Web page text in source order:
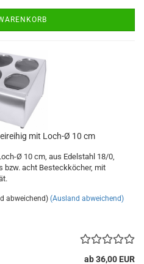
mit Loch-Ø 10 cm
Ø 10 cm, aus Edelstahl 18/0,
bzw. acht Besteckköcher, mit
abweichend) (Ausland abweichend)
ab 36,00 EUR